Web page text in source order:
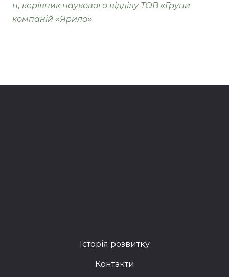
н, керівник наукового відділу ТОВ «Групи
компаній «Ярило»
Історія розвитку
Контакти